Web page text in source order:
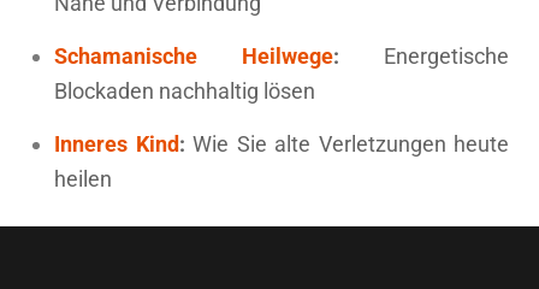
Schamanische Heilwege: Energetische
Blockaden nachhaltig lösen
Inneres Kind: Wie Sie alte Verletzungen heute
heilen